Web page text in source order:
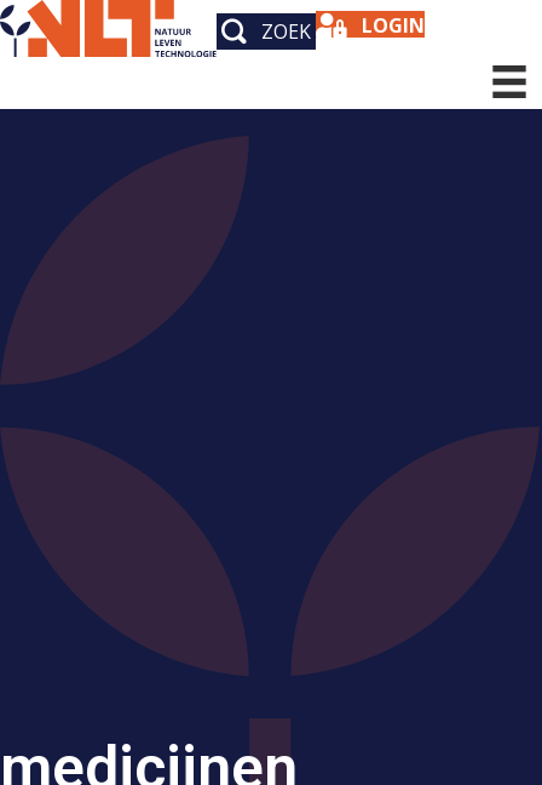
ZOEK LOGIN
medicijnen